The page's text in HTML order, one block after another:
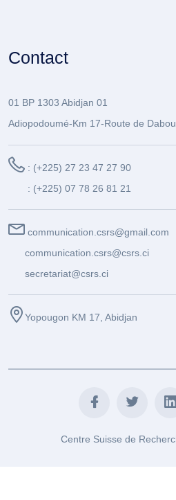
Contact
01 BP 1303 Abidjan 01
Adiopodoumé-Km 17-Route de Dabou
: (+225) 27 23 47 27 90
: (+225) 07 78 26 81 21
communication.csrs@gmail.com
communication.csrs@csrs.ci
secretariat@csrs.ci
Yopougon KM 17, Abidjan
Centre Suisse de